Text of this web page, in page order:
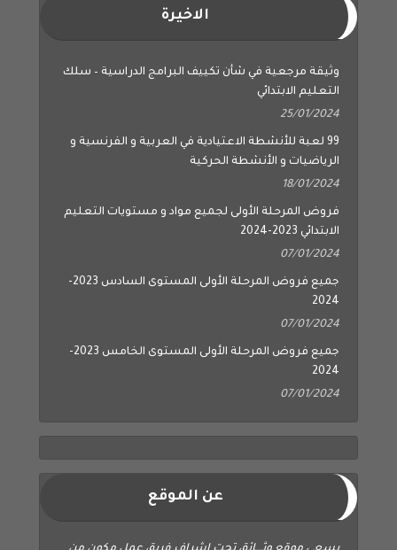
الاخيرة
وثيقة مرجعية في شأن تكييف البرامج الدراسية – سلك
التعليم الابتدائي
25/01/2024
99 لعبة للأنشطة الاعتيادية في العربية و الفرنسية و
الرياضيات و الأنشطة الحركية
18/01/2024
فروض المرحلة الأولى لجميع مواد و مستويات التعليم
الابتدائي 2023-2024
07/01/2024
جميع فروض المرحلة الأولى المستوى السادس 2023-
2024
07/01/2024
جميع فروض المرحلة الأولى المستوى الخامس 2023-
2024
07/01/2024
عن الموقع